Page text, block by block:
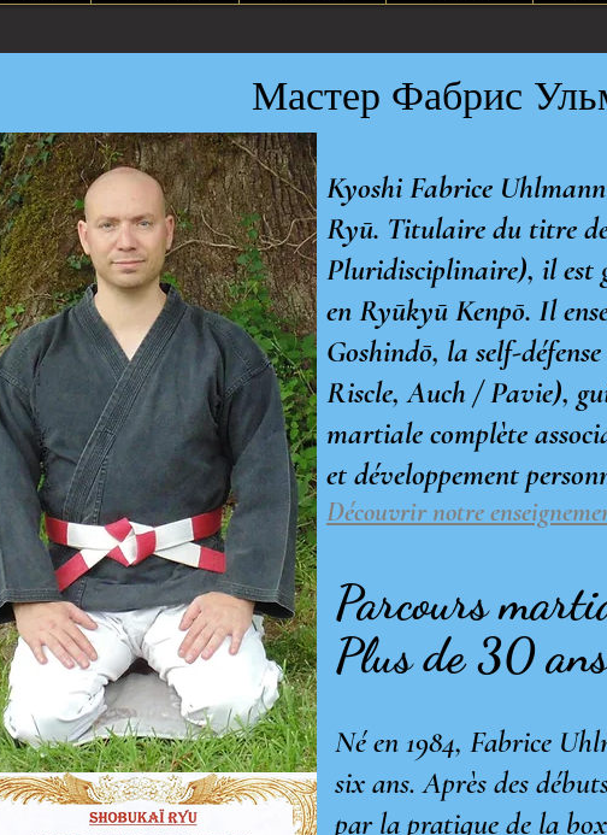
Мастер Фабрис
Kyoshi Fabrice
Ryū. Titulaire du titre
Pluridisciplinaire), il est
en Ryūkyū Kenpō. Il
Goshindō, la self-
Riscle, Auch / Pavie),
martiale complète
et développement
Découvrir notre
Parcours
Plus de 30
Né en 1984, Fabrice
six ans. Après des
par la pratique de la